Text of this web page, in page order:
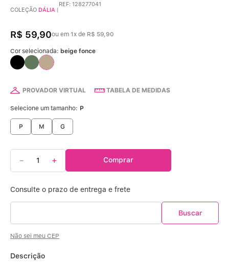
COLEÇÃO DÁLIA |
REF: 128277041
R$ 59,90ou em 1x de R$ 59,90
Cor selecionada: beige fonce
PROVADOR VIRTUAL TABELA DE MEDIDAS
Selecione um tamanho: P
P M G
＋
－ Comprar
Não sei meu CEP
Descrição
3 º Sutiã Bojo
4º Conjunto
º Calcinha Algodão
6º Calcinha Cintura Alta
Modal
º Algodão Egípcio
10º Sutiã Sustentação